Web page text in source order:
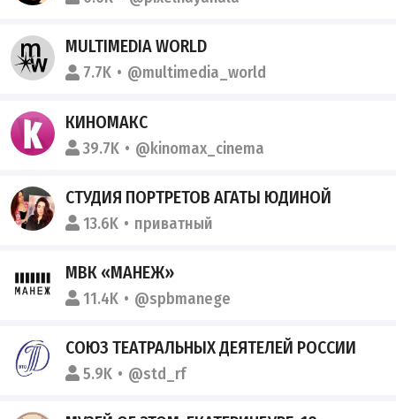
MULTIMEDIA WORLD
7.7K @multimedia_world
КИНОМАКС
39.7K @kinomax_cinema
СТУДИЯ ПОРТРЕТОВ АГАТЫ ЮДИНОЙ
13.6K приватный
МВК «МАНЕЖ»
11.4K @spbmanege
СОЮЗ ТЕАТРАЛЬНЫХ ДЕЯТЕЛЕЙ РОССИИ
5.9K @std_rf